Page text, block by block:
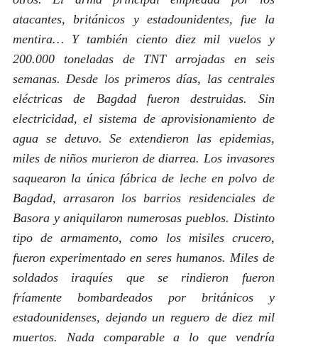
atacantes, británicos y estadounidentes, fue la
mentira… Y también ciento diez mil vuelos y
200.000 toneladas de TNT arrojadas en seis
semanas. Desde los primeros días, las centrales
eléctricas de Bagdad fueron destruidas. Sin
electricidad, el sistema de aprovisionamiento de
agua se detuvo. Se extendieron las epidemias,
miles de niños murieron de diarrea. Los invasores
saquearon la única fábrica de leche en polvo de
Bagdad, arrasaron los barrios residenciales de
Basora y aniquilaron numerosas pueblos. Distinto
tipo de armamento, como los misiles crucero,
fueron experimentado en seres humanos. Miles de
soldados iraquíes que se rindieron fueron
fríamente bombardeados por británicos y
estadounidenses, dejando un reguero de diez mil
muertos. Nada comparable a lo que vendría